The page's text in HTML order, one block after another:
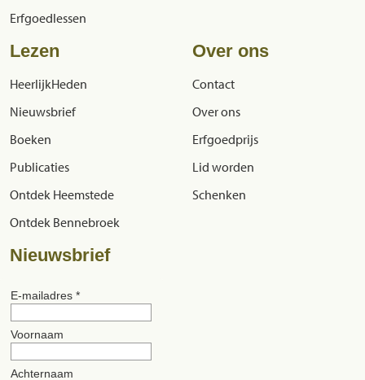
Erfgoedlessen
Lezen
HeerlijkHeden
Nieuwsbrief
Boeken
Publicaties
Ontdek Heemstede
Ontdek Bennebroek
Over ons
Contact
Over ons
Erfgoedprijs
Lid worden
Schenken
Nieuwsbrief